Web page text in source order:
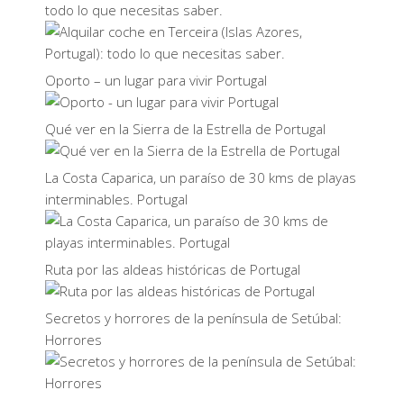
todo lo que necesitas saber.
Oporto – un lugar para vivir Portugal
Qué ver en la Sierra de la Estrella de Portugal
La Costa Caparica, un paraíso de 30 kms de playas
interminables. Portugal
Ruta por las aldeas históricas de Portugal
Secretos y horrores de la península de Setúbal:
Horrores